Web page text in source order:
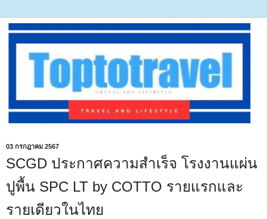
03 กรกฎาคม 2567
SCGD ประกาศความสำเร็จ โรงงานแผ่น
ปูพื้น SPC LT by COTTO รายแรกและ
รายเดียวในไทย